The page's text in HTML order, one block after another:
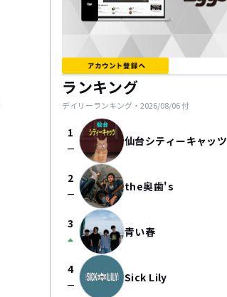
ランキング
デイリーランキング・ 2026/08/06付
1
check_indeterminate_small 仙台シティーキャッツ
2
check_indeterminate_small the奥歯's
3
arrow_drop_up 青い春
4
check_indeterminate_small Sick Lily